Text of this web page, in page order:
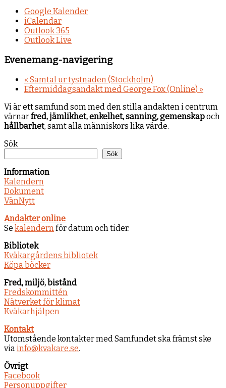
Google Kalender
iCalendar
Outlook 365
Outlook Live
Evenemang-navigering
« Samtal ur tystnaden (Stockholm)
Eftermiddagsandakt med George Fox (Online) »
Vi är ett samfund som med den stilla andakten i centrum
värnarfred, jämlikhet, enkelhet, sanning, gemenskapoch
hållbarhet, samt alla människors lika värde.
Sök
Sök
Information
Kalendern
Dokument
VänNytt
Andakter online
Se kalendernför datum och tider.
Bibliotek
Kväkargårdens bibliotek
Köpa böcker
Fred, miljö, bistånd
Fredskommittén
Nätverket för klimat
Kväkarhjälpen
Kontakt
Utomstående kontakter med Samfundet ska främst ske
viainfo@kvakare.se.
Övrigt
Facebook
Personuppgifter